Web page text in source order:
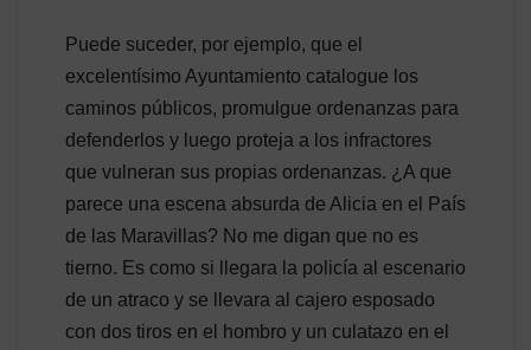
Puede suceder, por ejemplo, que el
excelentísimo Ayuntamiento catalogue los
caminos públicos, promulgue ordenanzas para
defenderlos y luego proteja a los infractores
que vulneran sus propias ordenanzas. ¿A que
parece una escena absurda de Alicia en el País
de las Maravillas? No me digan que no es
tierno. Es como si llegara la policía al escenario
de un atraco y se llevara al cajero esposado
con dos tiros en el hombro y un culatazo en el